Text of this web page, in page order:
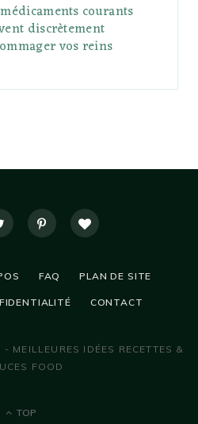
courants
discrètement
vos reins
FAQ PLAN DE SITE
CONTACT
MEILLEURES IDÉES RECETTES &
FOOD
TOP